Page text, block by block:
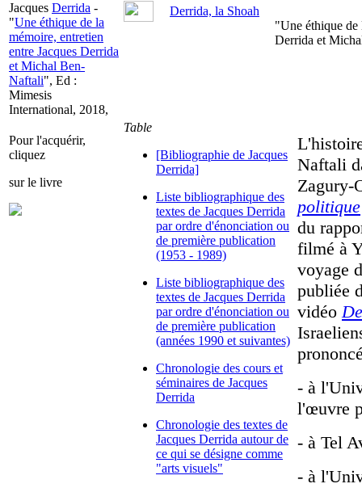
Jacques Derrida -
"Une éthique de la
mémoire, entretien
entre Jacques Derrida
et Michal Ben-
Naftali", Ed :
Mimesis
International, 2018,
Derrida, la Shoah
"Une éthique de
Derrida et
Pour l'acquérir,
cliquez
sur le livre
Table
[Bibliographie de Jacques
Derrida]
Liste bibliographique des
textes de Jacques Derrida
par ordre d'énonciation ou
de première publication
(1953 - 1989)
Liste bibliographique des
textes de Jacques Derrida
par ordre d'énonciation ou
de première publication
(années 1990 et suivantes)
Chronologie des cours et
séminaires de Jacques
Derrida
Chronologie des textes de
Jacques Derrida autour de
ce qui se désigne comme
"arts visuels"
Naftali
politique
du
filmé à
voyage
publiée
vidéo
- à
l'œuvre
- à Tel
- à